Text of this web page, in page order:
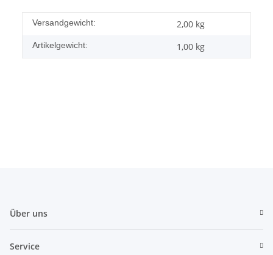
Versandgewicht: 2,00 kg
Artikelgewicht: 1,00 kg
Über uns
Service